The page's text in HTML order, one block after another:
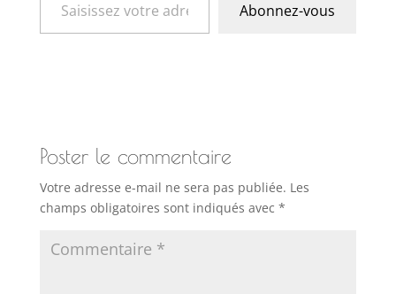
Abonnez-vous
Poster le commentaire
Votre adresse e-mail ne sera pas publiée. Les
champs obligatoires sont indiqués avec *